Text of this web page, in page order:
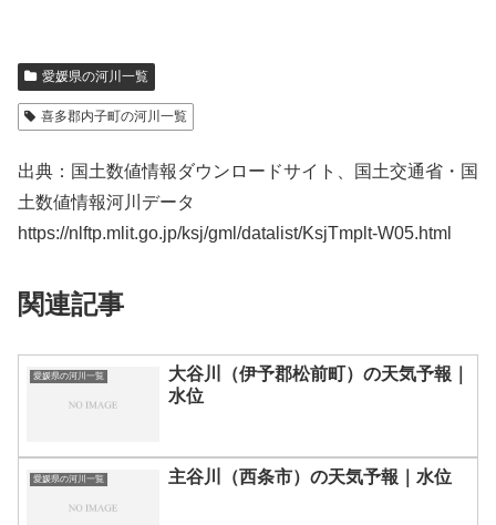
愛媛県の河川一覧
喜多郡内子町の河川一覧
出典：国土数値情報ダウンロードサイト、国土交通省・国
土数値情報河川データ
https://nlftp.mlit.go.jp/ksj/gml/datalist/KsjTmplt-W05.html
関連記事
愛媛県の河川一覧
大谷川（伊予郡松前町）の天気予報｜
水位
愛媛県の河川一覧 主谷川（西条市）の天気予報｜水位